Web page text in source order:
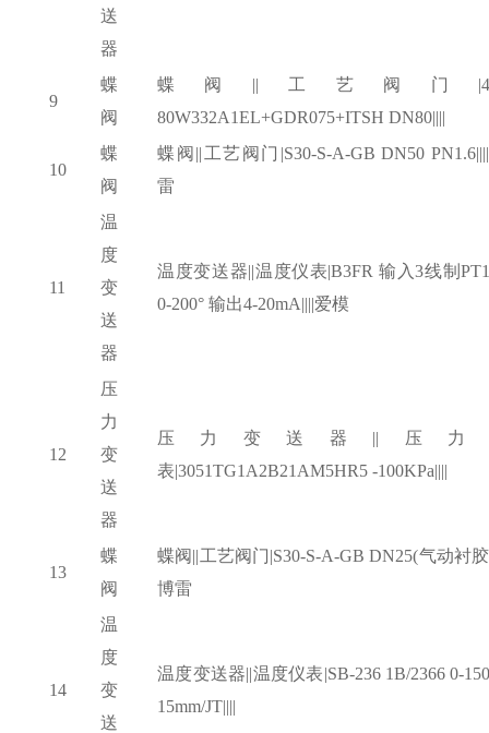
送
器
9
蝶
阀
蝶阀 ||工艺阀门
80W332A1EL+GDR075+ITSH DN80||||
10
蝶
阀
蝶阀 ||工艺阀门|S30-S-A-GB DN50
雷
11
温
度
变
送
器
温度变送器||温度仪表|B3FR 输入3线制
0-200° 输出4-20mA||||爱模
12
压
力
变
送
器
压力变送器 ||压力
表|3051TG1A2B21AM5HR5 -100KPa||||
13
蝶
阀
蝶阀||工艺阀门|S30-S-A-GB DN25(气动衬胶
博雷
14
温
度
变
送
温度变送器||温度仪表|SB-236 1B/2366 0-
15mm/JT||||